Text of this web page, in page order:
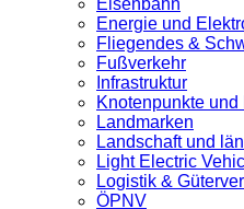
Eisenbahn
Energie und
Fliegendes &
Fußverkehr
Infrastruktur
Knotenpunkte und
Landmarken
Landschaft und
Light Electric
Logistik &
ÖPNV